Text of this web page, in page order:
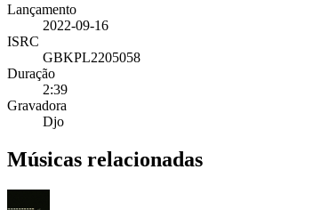
Lançamento
2022-09-16
ISRC
GBKPL2205058
Duração
2:39
Gravadora
Djo
Músicas relacionadas